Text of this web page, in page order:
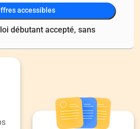
accessibles
débutant accepté, sans